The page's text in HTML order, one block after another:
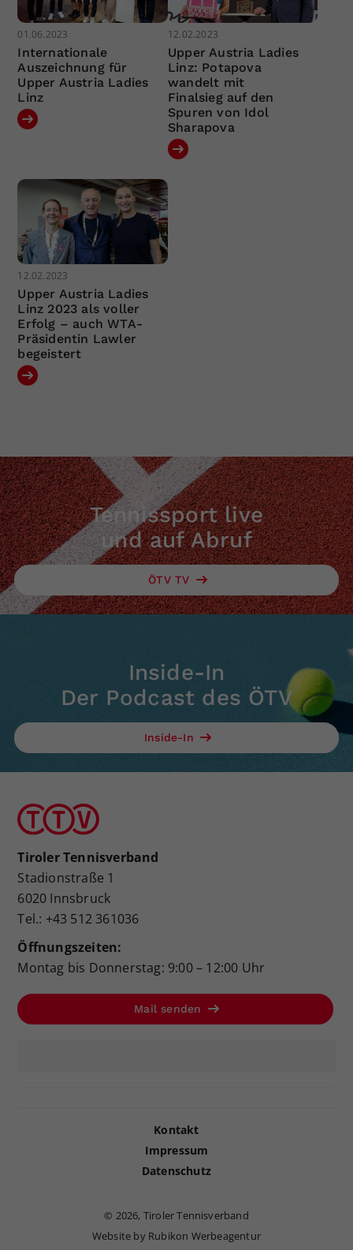
01.06.2023
Internationale
Auszeichnung für
Upper Austria Ladies
Linz
12.02.2023
Upper Austria Ladies
Linz: Potapova
wandelt mit
Finalsieg auf den
Spuren von Idol
Sharapova
12.02.2023
Upper Austria Ladies
Linz 2023 als voller
Erfolg – auch WTA-
Präsidentin Lawler
begeistert
Tennissport live
und auf Abruf
ÖTV TV
Inside-In
Der Podcast des ÖTV
Inside-In
Tiroler Tennisverband
Stadionstraße 1
6020 Innsbruck
Tel.: +43 512 361036
Öffnungszeiten:
Montag bis Donnerstag: 9:00 – 12:00 Uhr
Mail senden
Kontakt
Impressum
Datenschutz
© 2026, Tiroler Tennisverband
Website by Rubikon Werbeagentur